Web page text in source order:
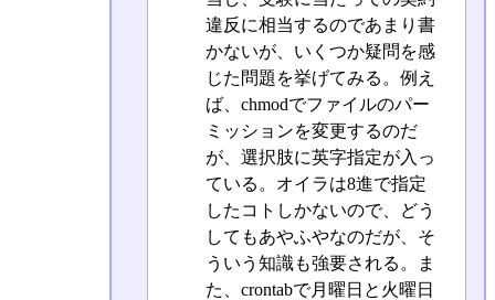
違反に相当するのであまり書
かないが、いくつか疑問を感
じた問題を挙げてみる。例え
ば、chmodでファイルのパー
ミッションを変更するのだ
が、選択肢に英字指定が入っ
ている。オイラは8進で指定
したコトしかないので、どう
してもあやふやなのだが、そ
ういう知識も強要される。ま
た、crontabで月曜日と火曜日